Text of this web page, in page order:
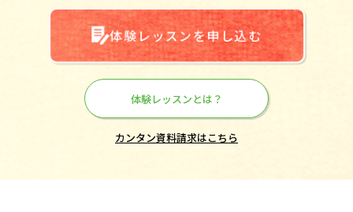
体験レッスンを申し込む
体験レッスンとは？
カンタン資料請求はこちら